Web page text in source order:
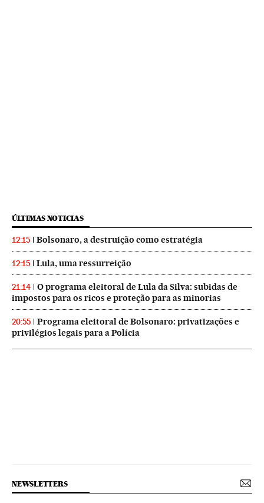
ÚLTIMAS NOTICIAS
12:15 Bolsonaro, a destruição como estratégia
12:15 Lula, uma ressurreição
21:14
O programa eleitoral de Lula da Silva: subidas de
impostos para os ricos e proteção para as minorias
20:55
Programa eleitoral de Bolsonaro: privatizações e
privilégios legais para a Polícia
NEWSLETTERS